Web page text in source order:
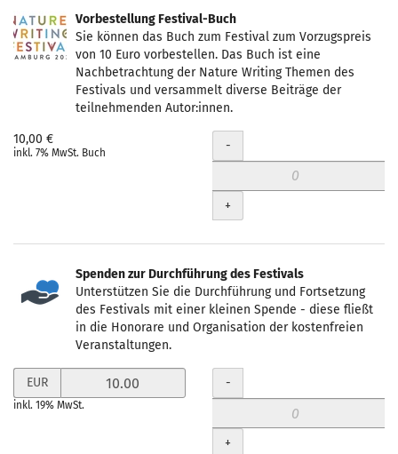
Unkategorisierte
Produkte
Vorbestellung Festival-Buch
Sie können das Buch zum Festival zum Vorzugspreis
von 10 Euro vorbestellen. Das Buch ist eine
Nachbetrachtung der Nature Writing Themen des
Festivals und versammelt diverse Beiträge der
teilnehmenden Autor:innen.
10,00 €
inkl. 7% MwSt. Buch Menge
-
+
Spenden zur Durchführung des Festivals
Unterstützen Sie die Durchführung und Fortsetzung
des Festivals mit einer kleinen Spende - diese fließt
in die Honorare und Organisation der kostenfreien
Veranstaltungen.
Preis
in
EUR
EUR
inkl. 19% MwSt.
Menge
-
+